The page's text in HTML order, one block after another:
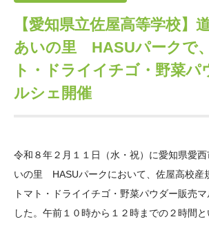
沿革 40年史デ
中谷財団
40年史別
年報一覧 中谷財
神戸賞 長期大
研究助成 交流助成
科学教育振興助成・
次世代理系人材育成プ
ログラム助成
その他情報
その他情報
個人情
サイトマップ 中谷財
お問い合わせ
【愛知県立佐屋高等学校
あいの里 HASUパークで
ト・ドライイチゴ・野菜パ
ルシェ開催
令和８年２月１１日（水・祝）に愛知県愛
いの里 HASUパークにおいて、佐屋高校産
トマト・ドライイチゴ・野菜パウダー販売
した。午前１０時から１２時までの２時間